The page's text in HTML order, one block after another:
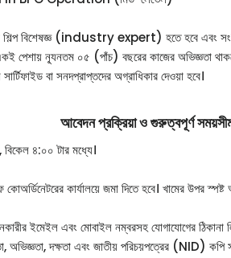
শিল্প বিশেষজ্ঞ (industry expert) হতে হবে এবং
পেশায় ন্যূনতম ০৫ (পাঁচ) বছরের কাজের অভিজ্ঞতা
বা সনদপ্রাপ্তদের অগ্রাধিকার দেওয়া হবে।
আবেদন প্রক্রিয়া ও গুরুত্বপূর্ণ
৪:০০ টার মধ্যে।
কার্যালয়ে জমা দিতে হবে। খামের উপর স্পষ্ট
ইমেইল এবং মোবাইল নম্বরসহ যোগাযোগের ঠিকানা
অভিজ্ঞতা, দক্ষতা এবং জাতীয় পরিচয়পত্রের (NID)